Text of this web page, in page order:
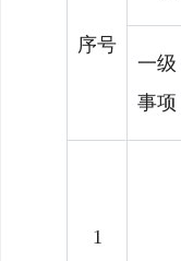
序号
一级
事项
1